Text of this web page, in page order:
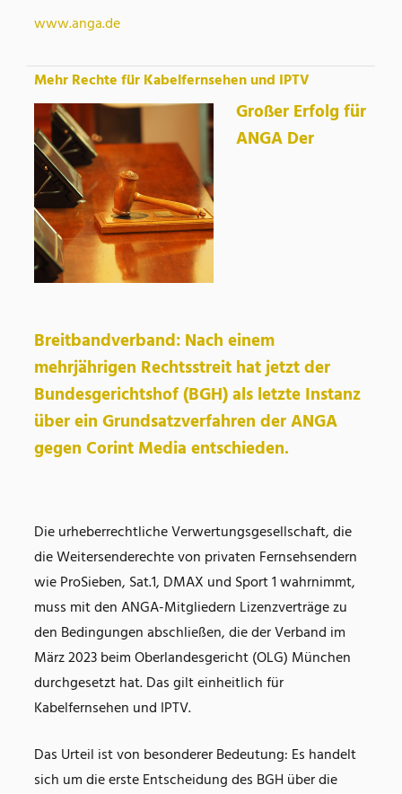
www.anga.de
Mehr Rechte für Kabelfernsehen und IPTV
Großer Erfolg für
ANGA Der
Breitbandverband: Nach einem
mehrjährigen Rechtsstreit hat jetzt der
Bundesgerichtshof (BGH) als letzte Instanz
über ein Grundsatzverfahren der ANGA
gegen Corint Media entschieden.
Die urheberrechtliche Verwertungsgesellschaft, die
die Weitersenderechte von privaten Fernsehsendern
wie ProSieben, Sat.1, DMAX und Sport 1 wahrnimmt,
muss mit den ANGA-Mitgliedern Lizenzverträge zu
den Bedingungen abschließen, die der Verband im
März 2023 beim Oberlandesgericht (OLG) München
durchgesetzt hat. Das gilt einheitlich für
Kabelfernsehen und IPTV.
Das Urteil ist von besonderer Bedeutung: Es handelt
sich um die erste Entscheidung des BGH über die